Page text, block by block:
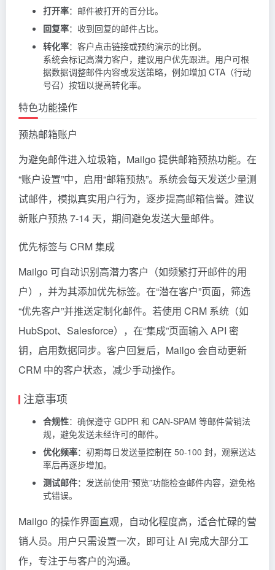
打开率：邮件被打开的百分比。
回复率：收到回复的邮件占比。
转化率：客户点击链接或预约演示的比例。
系统会标记高潜力客户，建议用户优先跟进。用户可根
据数据调整邮件内容或发送策略，例如增加 CTA（行动
号召）按钮以提高转化率。
特色功能操作
预热邮箱账户
为避免邮件进入垃圾箱，Mailgo 提供邮箱预热功能。在
“账户设置”中，启用“邮箱预热”。系统会每天发送少量测
试邮件，模拟真实用户行为，逐步提高邮箱信誉。建议
新账户预热 7-14 天，期间避免发送大量邮件。
优先标签与 CRM 集成
Mailgo 可自动识别高潜力客户（如频繁打开邮件的用
户），并为其添加优先标签。在“潜在客户”页面，筛选
“优先客户”并推送定制化邮件。若使用 CRM 系统（如
HubSpot、Salesforce），在“集成”页面输入 API 密
钥，启用数据同步。客户回复后，Mailgo 会自动更新
CRM 中的客户状态，减少手动操作。
注意事项
合规性：确保遵守 GDPR 和 CAN-SPAM 等邮件营销法
规，避免发送未经许可的邮件。
优化频率：初期每日发送量控制在 50-100 封，观察送达
率后再逐步增加。
测试邮件：发送前使用“预览”功能检查邮件内容，避免格
式错误。
Mailgo 的操作界面直观，自动化程度高，适合忙碌的营
销人员。用户只需设置一次，即可让 AI 完成大部分工
作，专注于与客户的沟通。